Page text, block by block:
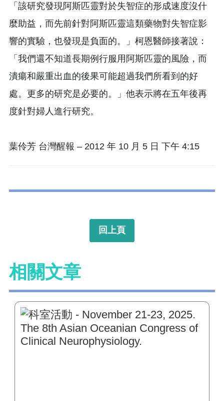
「該研究發現阿斯匹靈對於失智症的形成速度沒什
麼助益，而先前針對阿斯匹靈這類藥物對失智症影
響的實驗，也發現是負面的。」柯恩醫師接著說：
「我們還不知道長期例行服用阿斯匹靈的風險，而
潰瘍和嚴重出血的後果可能超過我們所看到的好
處。更多的研究是必要的。」他表示將在五年後再
度針對婦人進行研究。
葉伶芳 台灣醒報 – 2012 年 10 月 5 日 下午 4:15
回上頁
相關文章